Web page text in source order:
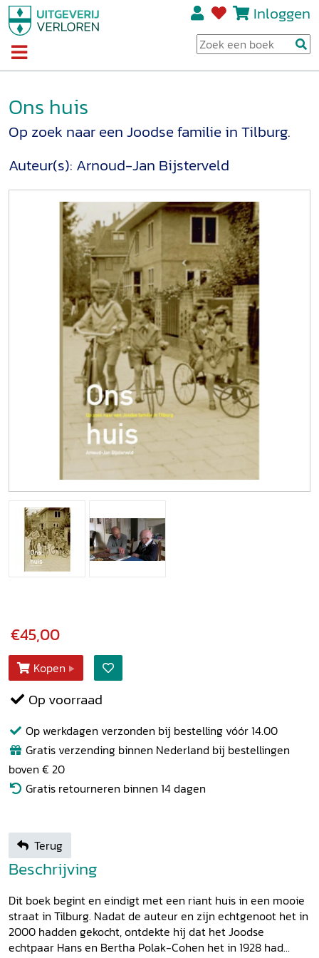
Inloggen
Ons huis
Op zoek naar een Joodse familie in Tilburg.
Auteur(s): Arnoud-Jan Bijsterveld
€45,00
Kopen
Op voorraad
Op werkdagen verzonden bij bestelling vóór 14.00
Gratis verzending binnen Nederland bij bestellingen
boven € 20
Gratis retourneren binnen 14 dagen
Terug
Beschrijving
Dit boek begint en eindigt met een riant huis in een mooie
straat in Tilburg. Nadat de auteur en zijn echtgenoot het in
2000 hadden gekocht, ontdekte hij dat het Joodse
echtpaar Hans en Bertha Polak-Cohen het in 1928 had